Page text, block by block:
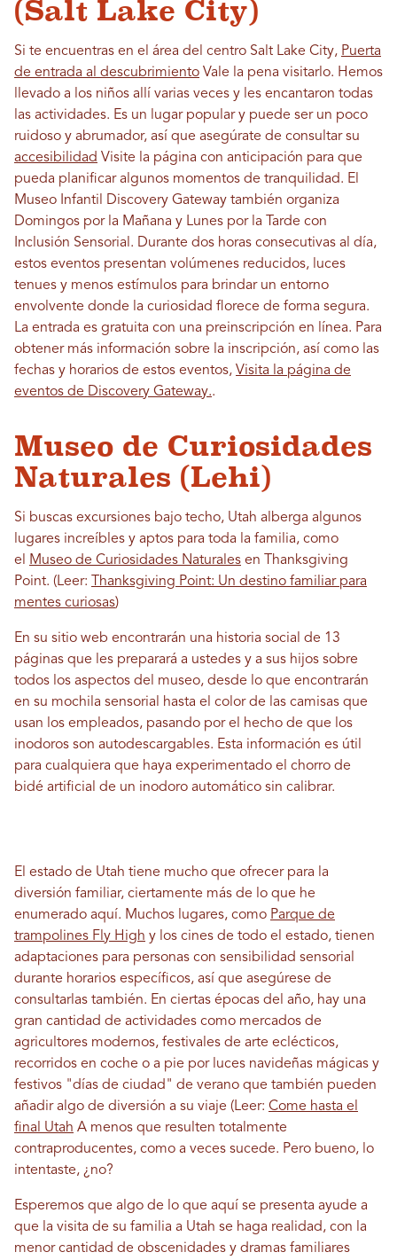
(Salt Lake City)
Si te encuentras en el área del centro Salt Lake City, Puerta
de entrada al descubrimiento Vale la pena visitarlo. Hemos
llevado a los niños allí varias veces y les encantaron todas
las actividades. Es un lugar popular y puede ser un poco
ruidoso y abrumador, así que asegúrate de consultar su
accesibilidad Visite la página con anticipación para que
pueda planificar algunos momentos de tranquilidad. El
Museo Infantil Discovery Gateway también organiza
Domingos por la Mañana y Lunes por la Tarde con
Inclusión Sensorial. Durante dos horas consecutivas al día,
estos eventos presentan volúmenes reducidos, luces
tenues y menos estímulos para brindar un entorno
envolvente donde la curiosidad florece de forma segura.
La entrada es gratuita con una preinscripción en línea. Para
obtener más información sobre la inscripción, así como las
fechas y horarios de estos eventos, Visita la página de
eventos de Discovery Gateway..
Museo de Curiosidades
Naturales (Lehi)
Si buscas excursiones bajo techo, Utah alberga algunos
lugares increíbles y aptos para toda la familia, como
el
Museo de Curiosidades Naturales en Thanksgiving
Point. (Leer:
Thanksgiving Point: Un destino familiar para
mentes curiosas)
En su sitio web encontrarán una historia social de 13
páginas que les preparará a ustedes y a sus hijos sobre
todos los aspectos del museo, desde lo que encontrarán
en su mochila sensorial hasta el color de las camisas que
usan los empleados, pasando por el hecho de que los
inodoros son autodescargables. Esta información es útil
para cualquiera que haya experimentado el chorro de
bidé artificial de un inodoro automático sin calibrar.
El estado de Utah tiene mucho que ofrecer para la
diversión familiar, ciertamente más de lo que he
enumerado aquí. Muchos lugares, como Parque de
trampolines Fly High y los cines de todo el estado, tienen
adaptaciones para personas con sensibilidad sensorial
durante horarios específicos, así que asegúrese de
consultarlas también. En ciertas épocas del año, hay una
gran cantidad de actividades como mercados de
agricultores modernos, festivales de arte eclécticos,
recorridos en coche o a pie por luces navideñas mágicas y
festivos "días de ciudad" de verano que también pueden
añadir algo de diversión a su viaje (Leer: Come hasta el
final Utah A menos que resulten totalmente
contraproducentes, como a veces sucede. Pero bueno, lo
intentaste, ¿no?
Esperemos que algo de lo que aquí se presenta ayude a
que la visita de su familia a Utah se haga realidad, con la
menor cantidad de obscenidades y dramas familiares